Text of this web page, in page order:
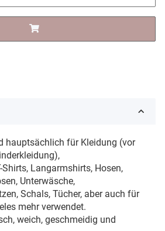
hauptsächlich für Kleidung (vor
Langarmshirts, Hosen,
Unterwäsche,
Schals, Tücher, aber auch für
mehr verwendet.
weich, geschmeidig und